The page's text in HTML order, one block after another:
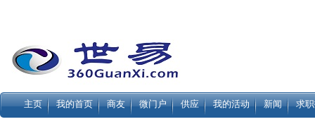
主页 我的首页 商友 微门户 供应 我的活动 新闻 求